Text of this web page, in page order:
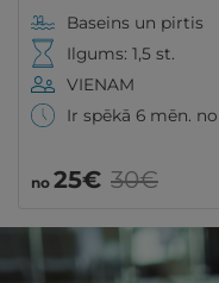
Baseins un pirtis
Ilgums: 1,5 st.
VIENAM
Ir spēkā 6 mēn.
no 25€ 30€